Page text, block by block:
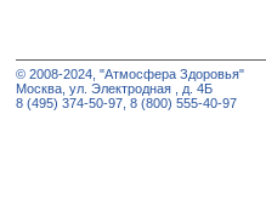
© 2008-2024, "Атмосфера Здоровья"
Москва, ул. Электродная , д. 4Б
8 (495) 374-50-97, 8 (800) 555-40-97